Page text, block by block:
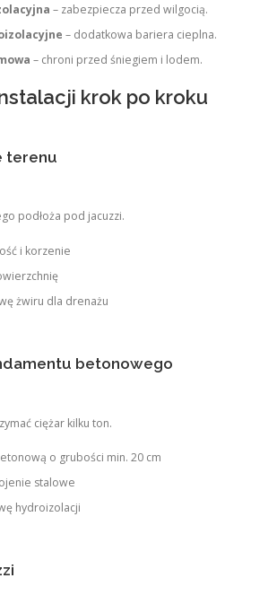
– zabezpiecza przed wilgocią.
– dodatkowa bariera cieplna.
– chroni przed śniegiem i lodem.
krok po kroku
terenu
podłoża pod jacuzzi.
i korzenie
żwiru dla drenażu
betonowego
ciężar kilku ton.
o grubości min. 20 cm
stalowe
hydroizolacji